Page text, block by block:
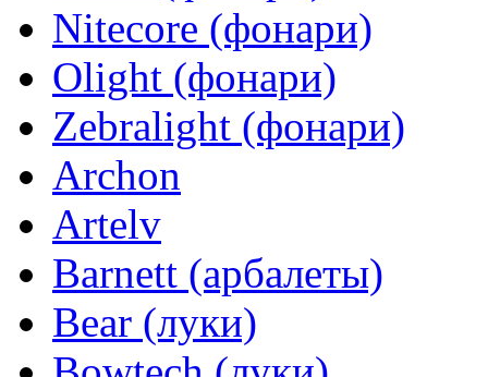
Nitecore (фонари)
Olight (фонари)
Zebralight (фонари)
Archon
Artelv
Barnett (арбалеты)
Bear (луки)